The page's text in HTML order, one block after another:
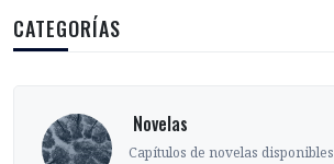
CATEGORÍAS
‎ Novelas
Capítulos de novelas disponibles